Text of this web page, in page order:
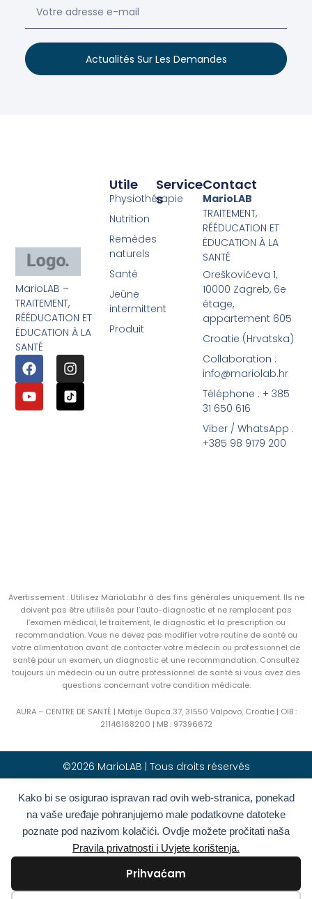
Kako bi se osigurao ispravan rad ovih web-stranica, ponekad
na vaše uređaje pohranjujemo male podatkovne datoteke
poznate pod nazivom kolačići. Ovdje možete pročitati naša
Pravila privatnosti i Uvjete korištenja.
Prihvaćam
Actualités Sur Les Demandes
MarioLAB –
TRAITEMENT,
RÉÉDUCATION ET
ÉDUCATION À LA
SANTÉ
Service
S
Utile
Physiothérapie
Nutrition
Remèdes
naturels
Santé
Jeûne
intermittent
Produit
Contact
MarioLAB
TRAITEMENT,
RÉÉDUCATION ET
ÉDUCATION À LA
SANTÉ
Oreškovićeva 1,
10000 Zagreb, 6e
étage,
appartement 605
Croatie (Hrvatska)
Collaboration :
info@mariolab.hr
Téléphone : + 385
31 650 616
Viber / WhatsApp :
+385 98 9179 200
Avertissement : Utilisez MarioLab.hr à des fins générales uniquement. Ils ne
doivent pas être utilisés pour l’auto-diagnostic et ne remplacent pas
l’examen médical, le traitement, le diagnostic et la prescription ou
recommandation. Vous ne devez pas modifier votre routine de santé ou
votre alimentation avant de contacter votre médecin ou professionnel de
santé pour un examen, un diagnostic et une recommandation. Consultez
toujours un médecin ou un autre professionnel de santé si vous avez des
questions concernant votre condition médicale.
AURA – CENTRE DE SANTÉ | Matije Gupca 37, 31550 Valpovo, Croatie | OIB :
21146168200 | MB : 97396672
©2026 MarioLAB | Tous droits réservés
Hrvatski( Croate) English(Anglais)
Deutsch (Allemand) Polski(Polonais)
Română (Roumain) Italiano (Italien)
Български(Bulgare)
Français
Grec moderne)